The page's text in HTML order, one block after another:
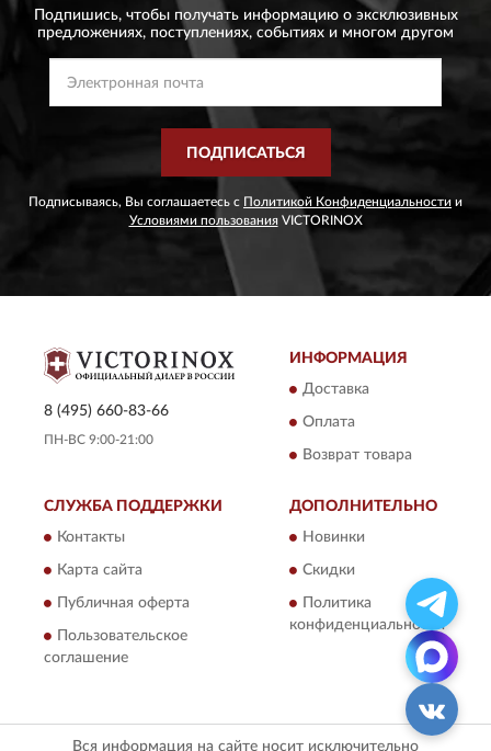
Подпишись, чтобы получать информацию о эксклюзивных
предложениях, поступлениях, событиях и многом другом
ПОДПИСАТЬСЯ
Подписываясь, Вы соглашаетесь с Политикой Конфиденциальности и
Условиями пользованияVICTORINOX
8 (495) 660-83-66
ПН-ВС 9:00-21:00
ИНФОРМАЦИЯ
Доставка
Оплата
Возврат товара
СЛУЖБА ПОДДЕРЖКИ
Контакты
Карта сайта
Публичная оферта
Пользовательское
соглашение
ДОПОЛНИТЕЛЬНО
Новинки
Скидки
Политика
конфиденциальности
Вся информация на сайте носит исключительно